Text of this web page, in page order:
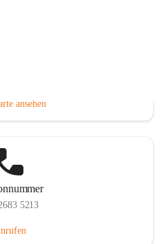
ansehen
5213